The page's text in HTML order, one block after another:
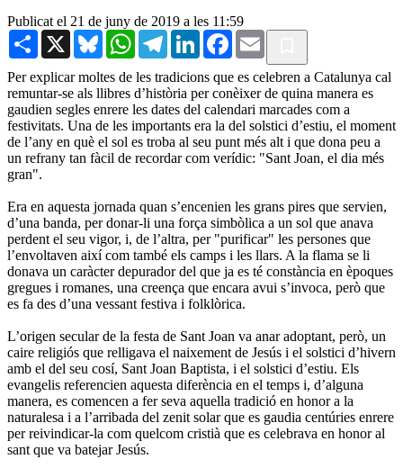
Publicat el 21 de juny de 2019 a les 11:59
Share X BlueskyWhatsAppTelegramLinkedInFacebook
Email
Per explicar moltes de les tradicions que es celebren a Catalunya cal
remuntar-se als llibres d’història per conèixer de quina manera es
gaudien segles enrere les dates del calendari marcades com a
festivitats. Una de les importants era la del solstici d’estiu, el moment
de l’any en què el sol es troba al seu punt més alt i que dona peu a
un refrany tan fàcil de recordar com verídic: "Sant Joan, el dia més
gran".
Era en aquesta jornada quan s’encenien les grans pires que servien,
d’una banda, per donar-li una força simbòlica a un sol que anava
perdent el seu vigor, i, de l’altra, per "purificar" les persones que
l’envoltaven així com també els camps i les llars. A la flama se li
donava un caràcter depurador del que ja es té constància en èpoques
gregues i romanes, una creença que encara avui s’invoca, però que
es fa des d’una vessant festiva i folklòrica.
L’origen secular de la festa de Sant Joan va anar adoptant, però, un
caire religiós que relligava el naixement de Jesús i el solstici d’hivern
amb el del seu cosí, Sant Joan Baptista, i el solstici d’estiu. Els
evangelis referencien aquesta diferència en el temps i, d’alguna
manera, es comencen a fer seva aquella tradició en honor a la
naturalesa i a l’arribada del zenit solar que es gaudia centúries enrere
per reivindicar-la com quelcom cristià que es celebrava en honor al
sant que va batejar Jesús.